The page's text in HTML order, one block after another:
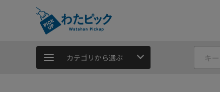
カテゴリから選ぶ